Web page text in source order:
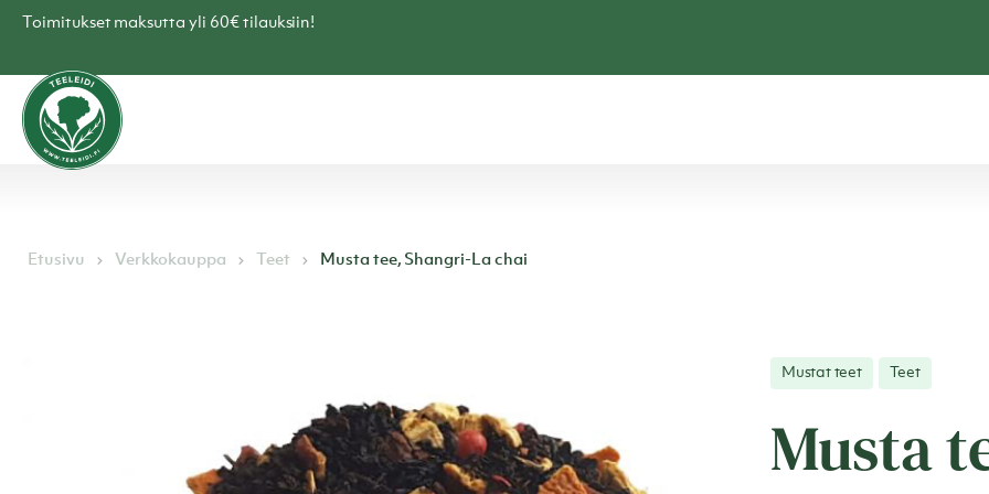
Skip
Toimitukset maksutta yli 60€ tilauksiin!
Teen
verkkokauppa
–
Teeleidi
Etusivu Verkkokauppa Teet Musta tee, Shangri-La chai
Mustat teet Teet
Musta